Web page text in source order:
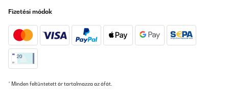
Fizetési módok
* Minden feltüntetett ár tartalmazza az áfát.